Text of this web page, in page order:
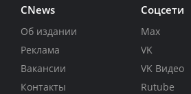
CNews
Об издании
Реклама
Вакансии
Контакты
Соцсети
Max
VK
VK Видео
Rutube